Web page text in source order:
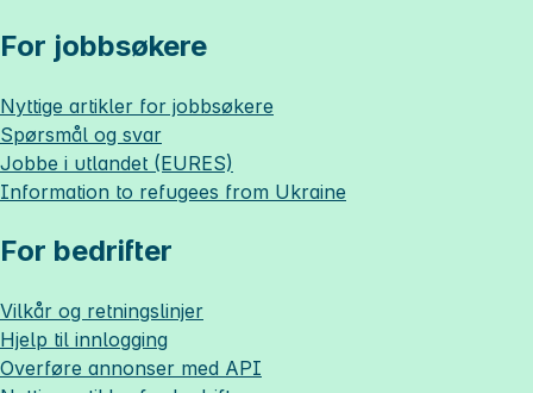
For jobbsøkere
Nyttige artikler for jobbsøkere
Spørsmål og svar
Jobbe i utlandet (EURES)
Information to refugees from Ukraine
For bedrifter
Vilkår og retningslinjer
Hjelp til innlogging
Overføre annonser med API